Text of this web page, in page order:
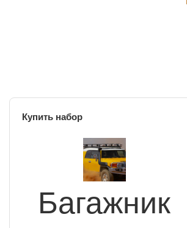
Купить набор
Багажник